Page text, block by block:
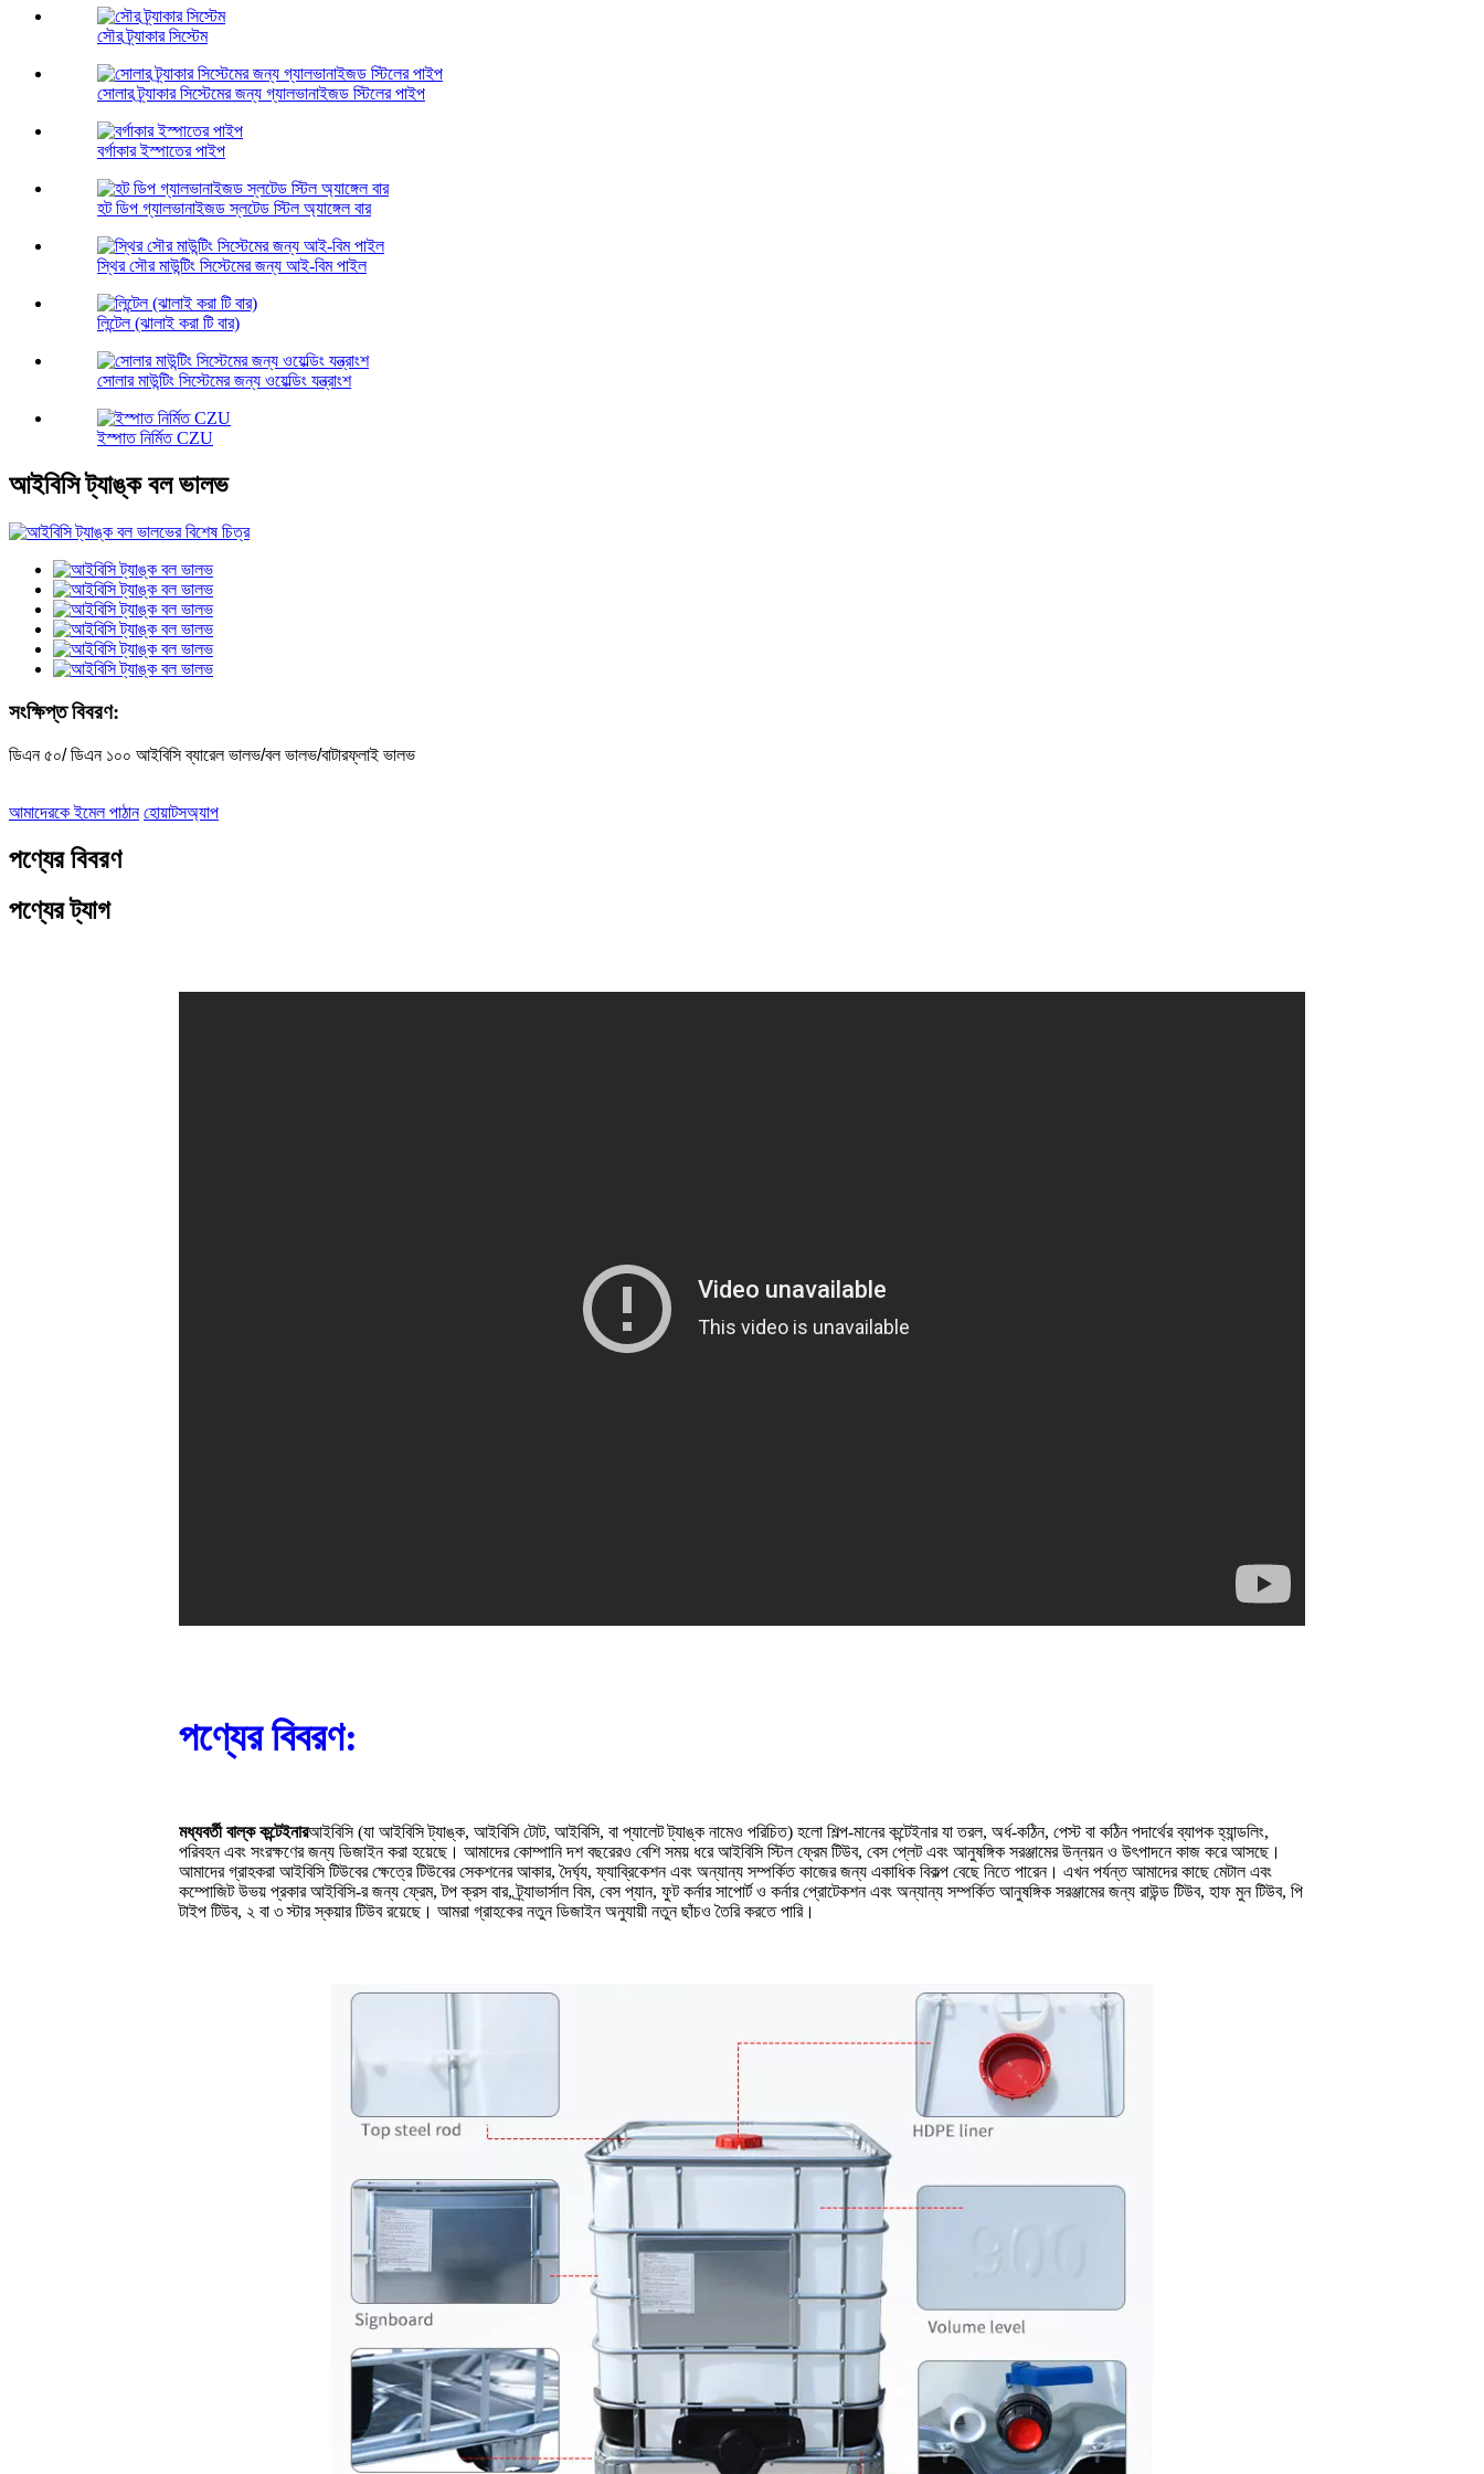
সৌর ট্র্যাকার সিস্টেম
সোলার ট্র্যাকার সিস্টেমের জন্য গ্যালভানাইজড স্টিলের পাইপ
বর্গাকার ইস্পাতের পাইপ
হট ডিপ গ্যালভানাইজড স্লটেড স্টিল অ্যাঙ্গেল বার
স্থির সৌর মাউন্টিং সিস্টেমের জন্য আই-বিম পাইল
লিন্টেল (ঝালাই করা টি বার)
সোলার মাউন্টিং সিস্টেমের জন্য ওয়েল্ডিং যন্ত্রাংশ
ইস্পাত নির্মিত CZU
আইবিসি ট্যাঙ্ক বল ভালভ
সংক্ষিপ্ত বিবরণ:
ডিএন ৫০/ ডিএন ১০০ আইবিসি ব্যারেল ভালভ/বল ভালভ/বাটারফ্লাই ভালভ
আমাদেরকে ইমেল পাঠান হোয়াটসঅ্যাপ
পণ্যের বিবরণ
পণ্যের ট্যাগ
পণ্যের বিবরণ:
মধ্যবর্তী বাল্ক কন্টেইনারআইবিসি (যা আইবিসি ট্যাঙ্ক, আইবিসি টোট, আইবিসি, বা প্যালেট ট্যাঙ্ক নামেও পরিচিত) হলো শিল্প-মানের কন্টেইনার যা তরল, অর্ধ-কঠিন, পেস্ট বা কঠিন পদার্থের ব্যাপক হ্যান্ডলিং,
পরিবহন এবং সংরক্ষণের জন্য ডিজাইন করা হয়েছে। আমাদের কোম্পানি দশ বছরেরও বেশি সময় ধরে আইবিসি স্টিল ফ্রেম টিউব, বেস প্লেট এবং আনুষঙ্গিক সরঞ্জামের উন্নয়ন ও উৎপাদনে কাজ করে আসছে।
আমাদের গ্রাহকরা আইবিসি টিউবের ক্ষেত্রে টিউবের সেকশনের আকার, দৈর্ঘ্য, ফ্যাব্রিকেশন এবং অন্যান্য সম্পর্কিত কাজের জন্য একাধিক বিকল্প বেছে নিতে পারেন। এখন পর্যন্ত আমাদের কাছে মেটাল এবং
কম্পোজিট উভয় প্রকার আইবিসি-র জন্য ফ্রেম, টপ ক্রস বার, ট্র্যাভার্সাল বিম, বেস প্যান, ফুট কর্নার সাপোর্ট ও কর্নার প্রোটেকশন এবং অন্যান্য সম্পর্কিত আনুষঙ্গিক সরঞ্জামের জন্য রাউন্ড টিউব, হাফ মুন টিউব, পি
টাইপ টিউব, ২ বা ৩ স্টার স্কয়ার টিউব রয়েছে। আমরা গ্রাহকের নতুন ডিজাইন অনুযায়ী নতুন ছাঁচও তৈরি করতে পারি।